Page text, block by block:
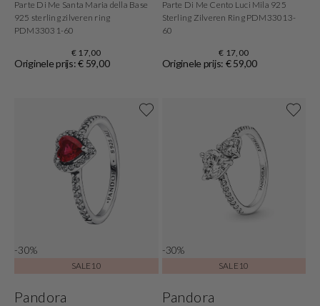
Parte Di Me Santa Maria della Base
925 sterling zilveren ring
PDM33031-60
€ 17,00
Originele prijs: € 59,00
Parte Di Me Cento Luci Mila 925
Sterling Zilveren Ring PDM33013-
60
€ 17,00
Originele prijs: € 59,00
-30%
SALE10
Pandora
-30%
SALE10
Pandora